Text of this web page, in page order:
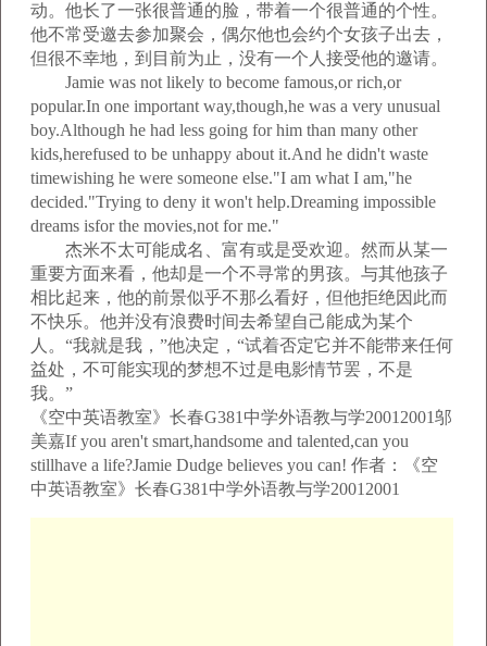
动。他长了一张很普通的脸，带着一个很普通的个性。
他不常受邀去参加聚会，偶尔他也会约个女孩子出去，
但很不幸地，到目前为止，没有一个人接受他的邀请。
Jamie was not likely to become famous,or rich,or
popular.In one important way,though,he was a very unusual
boy.Although he had less going for him than many other
kids,herefused to be unhappy about it.And he didn't waste
timewishing he were someone else."I am what I am,"he
decided."Trying to deny it won't help.Dreaming impossible
dreams isfor the movies,not for me."
杰米不太可能成名、富有或是受欢迎。然而从某一
重要方面来看，他却是一个不寻常的男孩。与其他孩子
相比起来，他的前景似乎不那么看好，但他拒绝因此而
不快乐。他并没有浪费时间去希望自己能成为某个
人。“我就是我，”他决定，“试着否定它并不能带来任何
益处，不可能实现的梦想不过是电影情节罢，不是
我。”
《空中英语教室》长春G381中学外语教与学20012001邬
美嘉If you aren't smart,handsome and talented,can you
stillhave a life?Jamie Dudge believes you can! 作者：《空
中英语教室》长春G381中学外语教与学20012001